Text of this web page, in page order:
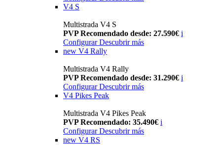
V4 S
Multistrada V4 S
PVP Recomendado desde: 27.590€ i
Configurar Descubrir más
new V4 Rally
Multistrada V4 Rally
PVP Recomendado desde: 31.290€ i
Configurar Descubrir más
V4 Pikes Peak
Multistrada V4 Pikes Peak
PVP Recomendado: 35.490€ i
Configurar Descubrir más
new V4 RS